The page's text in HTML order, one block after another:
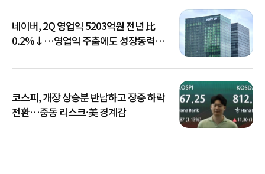
네이버, 2Q 영업익 5203억원 전년 比
0.2%↓…영업익 주춤에도 성장동력
코스피, 개장 상승분 반납하고 장중 하락
전환…중동 리스크·美 경계감